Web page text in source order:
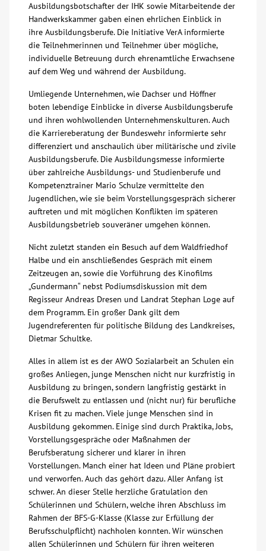
Ausbildungsbotschafter der IHK sowie Mitarbeitende der
Handwerkskammer gaben einen ehrlichen Einblick in
ihre Ausbildungsberufe. Die Initiative VerA informierte
die Teilnehmerinnen und Teilnehmer über mögliche,
individuelle Betreuung durch ehrenamtliche Erwachsene
auf dem Weg und während der Ausbildung.
Umliegende Unternehmen, wie Dachser und Höffner
boten lebendige Einblicke in diverse Ausbildungsberufe
und ihren wohlwollenden Unternehmenskulturen. Auch
die Karriereberatung der Bundeswehr informierte sehr
differenziert und anschaulich über militärische und zivile
Ausbildungsberufe. Die Ausbildungsmesse informierte
über zahlreiche Ausbildungs- und Studienberufe und
Kompetenztrainer Mario Schulze vermittelte den
Jugendlichen, wie sie beim Vorstellungsgespräch sicherer
auftreten und mit möglichen Konflikten im späteren
Ausbildungsbetrieb souveräner umgehen können.
Nicht zuletzt standen ein Besuch auf dem Waldfriedhof
Halbe und ein anschließendes Gespräch mit einem
Zeitzeugen an, sowie die Vorführung des Kinofilms
„Gundermann“ nebst Podiumsdiskussion mit dem
Regisseur Andreas Dresen und Landrat Stephan Loge auf
dem Programm. Ein großer Dank gilt dem
Jugendreferenten für politische Bildung des Landkreises,
Dietmar Schultke.
Alles in allem ist es der AWO Sozialarbeit an Schulen ein
großes Anliegen, junge Menschen nicht nur kurzfristig in
Ausbildung zu bringen, sondern langfristig gestärkt in
die Berufswelt zu entlassen und (nicht nur) für berufliche
Krisen fit zu machen. Viele junge Menschen sind in
Ausbildung gekommen. Einige sind durch Praktika, Jobs,
Vorstellungsgespräche oder Maßnahmen der
Berufsberatung sicherer und klarer in ihren
Vorstellungen. Manch einer hat Ideen und Pläne probiert
und verworfen. Auch das gehört dazu. Aller Anfang ist
schwer. An dieser Stelle herzliche Gratulation den
Schülerinnen und Schülern, welche ihren Abschluss im
Rahmen der BFS-G-Klasse (Klasse zur Erfüllung der
Berufsschulpflicht) nachholen konnten. Wir wünschen
allen Schülerinnen und Schülern für ihren weiteren